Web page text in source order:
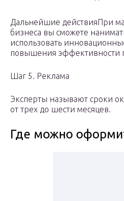
Дальнейшие действияПри
бизнеса вы сможете
использовать
повышения эффективности
Шаг 5. Реклама
Эксперты называют сроки
от трех до шести месяцев.
Где можно